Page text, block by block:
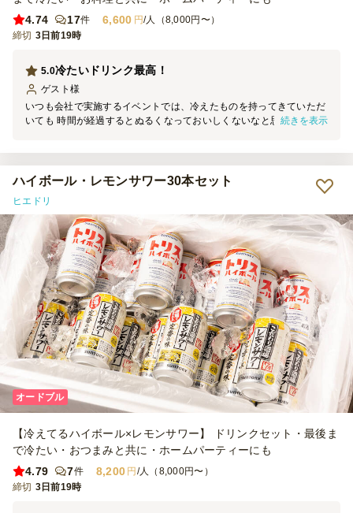
4.74
17件 6,600 円/人（8,000円〜）
締切 3日前19時
冷たいドリンク最高！
5.0
ゲスト 様
いつも会社で実施するイベントでは、冷えたものを持ってきていただ
いても 時間が経過するとぬるくなっておいしくないなと思っていま
続きを表示
ハイボール・レモンサワー30本セット
ヒエドリ
オードブル
【冷えてるハイボール×レモンサワー】 ドリンクセット・最後ま
で冷たい・おつまみと共に・ホームパーティーにも
4.79
7件 8,200 円 /人（8,000円〜）
締切 3日前19時